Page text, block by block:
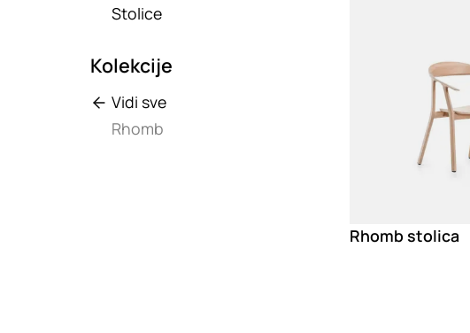
Stolice
Kolekcije
Vidi sve
Rhomb
Rhomb stolica